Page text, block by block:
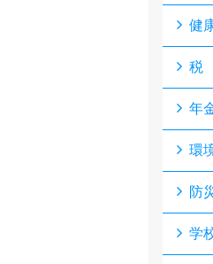
健
税
年
環
防
学